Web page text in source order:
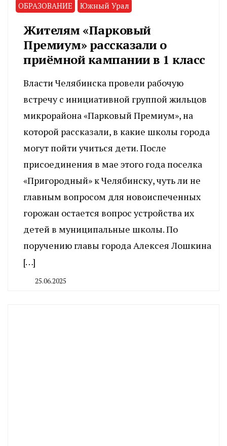
ОБРАЗОВАНИЕ Южный Урал
Жителям «Парковый
Премиум» рассказали о
приёмной кампании в 1 класс
Власти Челябинска провели рабочую
встречу с инициативной группой жильцов
микрорайона «Парковый Премиум», на
которой рассказали, в какие школы города
могут пойти учиться дети. После
присоединения в мае этого года поселка
«Пригородный» к Челябинску, чуть ли не
главным вопросом для новоиспеченных
горожан остается вопрос устройства их
детей в муниципальные школы. По
поручению главы города Алексея Лошкина
[…]
25.06.2025